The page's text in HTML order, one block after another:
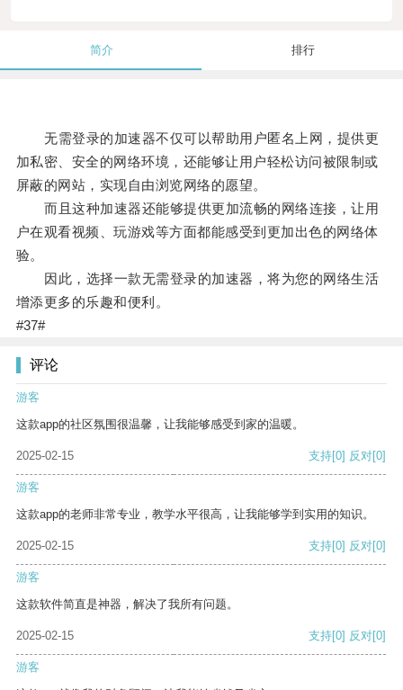
简介 排行
无需登录的加速器不仅可以帮助用户匿名上网，提供更
加私密、安全的网络环境，还能够让用户轻松访问被限制或
屏蔽的网站，实现自由浏览网络的愿望。
而且这种加速器还能够提供更加流畅的网络连接，让用
户在观看视频、玩游戏等方面都能感受到更加出色的网络体
验。
因此，选择一款无需登录的加速器，将为您的网络生活
增添更多的乐趣和便利。
#37#
评论
游客
这款app的社区氛围很温馨，让我能够感受到家的温暖。
2025-02-15 支持[0] 反对[0]
游客
这款app的老师非常专业，教学水平很高，让我能够学到实用的知识。
2025-02-15 支持[0] 反对[0]
游客
这款软件简直是神器，解决了我所有问题。
2025-02-15 支持[0] 反对[0]
游客